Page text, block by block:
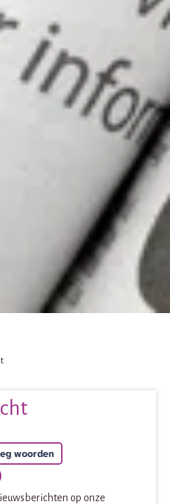
woorden
op onze